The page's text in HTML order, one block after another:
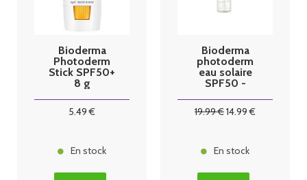
Bioderma
Photoderm
Stick SPF50+
8 g
5.49 €
En stock
Bioderma
photoderm
eau solaire
SPF50 -
19.99€14.99 €
En stock